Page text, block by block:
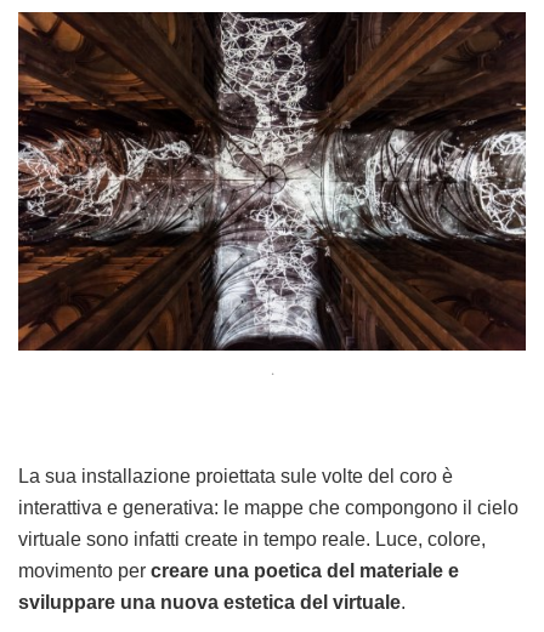
.
La sua installazione proiettata sule volte del coro è
interattiva e generativa: le mappe che compongono il cielo
virtuale sono infatti create in tempo reale. Luce, colore,
movimento per creare una poetica del materiale e
sviluppare una nuova estetica del virtuale.